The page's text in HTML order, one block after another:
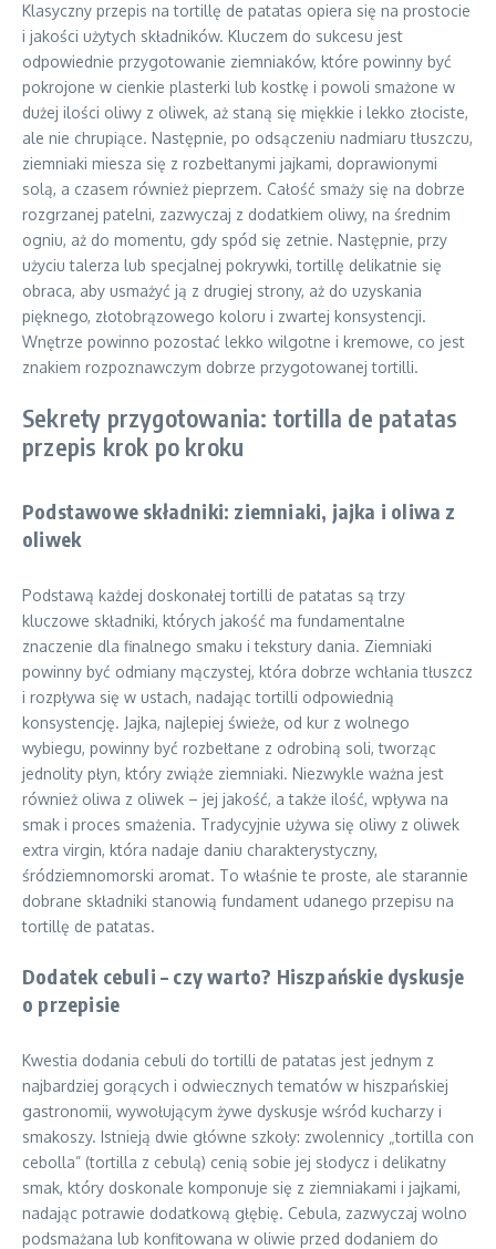
Klasyczny przepis na tortillę de patatas opiera się na prostocie
i jakości użytych składników. Kluczem do sukcesu jest
odpowiednie przygotowanie ziemniaków, które powinny być
pokrojone w cienkie plasterki lub kostkę i powoli smażone w
dużej ilości oliwy z oliwek, aż staną się miękkie i lekko złociste,
ale nie chrupiące. Następnie, po odsączeniu nadmiaru tłuszczu,
ziemniaki miesza się z rozbełtanymi jajkami, doprawionymi
solą, a czasem również pieprzem. Całość smaży się na dobrze
rozgrzanej patelni, zazwyczaj z dodatkiem oliwy, na średnim
ogniu, aż do momentu, gdy spód się zetnie. Następnie, przy
użyciu talerza lub specjalnej pokrywki, tortillę delikatnie się
obraca, aby usmażyć ją z drugiej strony, aż do uzyskania
pięknego, złotobrązowego koloru i zwartej konsystencji.
Wnętrze powinno pozostać lekko wilgotne i kremowe, co jest
znakiem rozpoznawczym dobrze przygotowanej tortilli.
Sekrety przygotowania: tortilla de patatas
przepis krok po kroku
Podstawowe składniki: ziemniaki, jajka i oliwa z
oliwek
Podstawą każdej doskonałej tortilli de patatas są trzy
kluczowe składniki, których jakość ma fundamentalne
znaczenie dla finalnego smaku i tekstury dania. Ziemniaki
powinny być odmiany mączystej, która dobrze wchłania tłuszcz
i rozpływa się w ustach, nadając tortilli odpowiednią
konsystencję. Jajka, najlepiej świeże, od kur z wolnego
wybiegu, powinny być rozbełtane z odrobiną soli, tworząc
jednolity płyn, który zwiąże ziemniaki. Niezwykle ważna jest
również oliwa z oliwek – jej jakość, a także ilość, wpływa na
smak i proces smażenia. Tradycyjnie używa się oliwy z oliwek
extra virgin, która nadaje daniu charakterystyczny,
śródziemnomorski aromat. To właśnie te proste, ale starannie
dobrane składniki stanowią fundament udanego przepisu na
tortillę de patatas.
Dodatek cebuli – czy warto? Hiszpańskie dyskusje
o przepisie
Kwestia dodania cebuli do tortilli de patatas jest jednym z
najbardziej gorących i odwiecznych tematów w hiszpańskiej
gastronomii, wywołującym żywe dyskusje wśród kucharzy i
smakoszy. Istnieją dwie główne szkoły: zwolennicy „tortilla con
cebolla” (tortilla z cebulą) cenią sobie jej słodycz i delikatny
smak, który doskonale komponuje się z ziemniakami i jajkami,
nadając potrawie dodatkową głębię. Cebula, zazwyczaj wolno
podsmażana lub konfitowana w oliwie przed dodaniem do